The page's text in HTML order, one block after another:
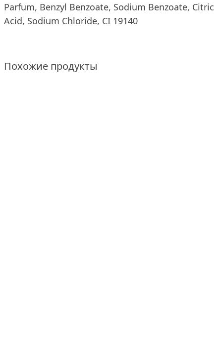
Parfum, Benzyl Benzoate, Sodium Benzoate, Citric
Acid, Sodium Chloride, CI 19140
Похожие продукты